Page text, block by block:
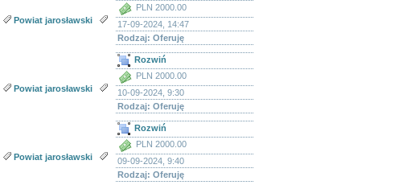
Powiat jarosławski
PLN 2000.00
17-09-2024, 14:47
Rodzaj: Oferuję
Powiat jarosławski
Rozwiń
PLN 2000.00
10-09-2024, 9:30
Rodzaj: Oferuję
Powiat jarosławski
Rozwiń
PLN 2000.00
09-09-2024, 9:40
Rodzaj: Oferuję